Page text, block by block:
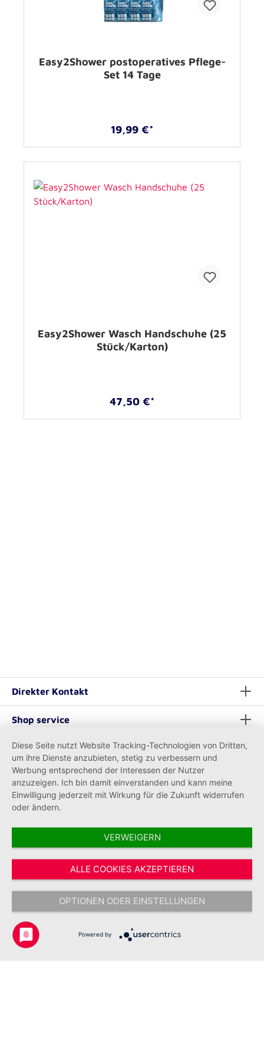
Easy2Shower postoperatives Pflege-
Set 14 Tage
19,99 €*
Easy2Shower Wasch Handschuhe (25
Stück/Karton)
47,50 €*
Direkter Kontakt
Shop service
Informationen
Vertrag widerrufen
* Alle Preise inkl. gesetzl. Mehrwertsteuer zzgl.Versandkostenund ggf.
Nachnahmegebühren, wenn nicht anders angegeben.
Copyright © 2026 Johanniter-Unfall-Hilfe e.V. - Alle Rechte
vorbehalten.
Diese Seite nutzt Website Tracking-Technologien von Dritten,
um ihre Dienste anzubieten, stetig zu verbessern und
Werbung entsprechend der Interessen der Nutzer
anzuzeigen. Ich bin damit einverstanden und kann meine
Einwilligung jederzeit mit Wirkung für die Zukunft widerrufen
oder ändern.
VERWEIGERN
ALLE COOKIES AKZEPTIEREN
OPTIONEN ODER EINSTELLUNGEN
Powered by